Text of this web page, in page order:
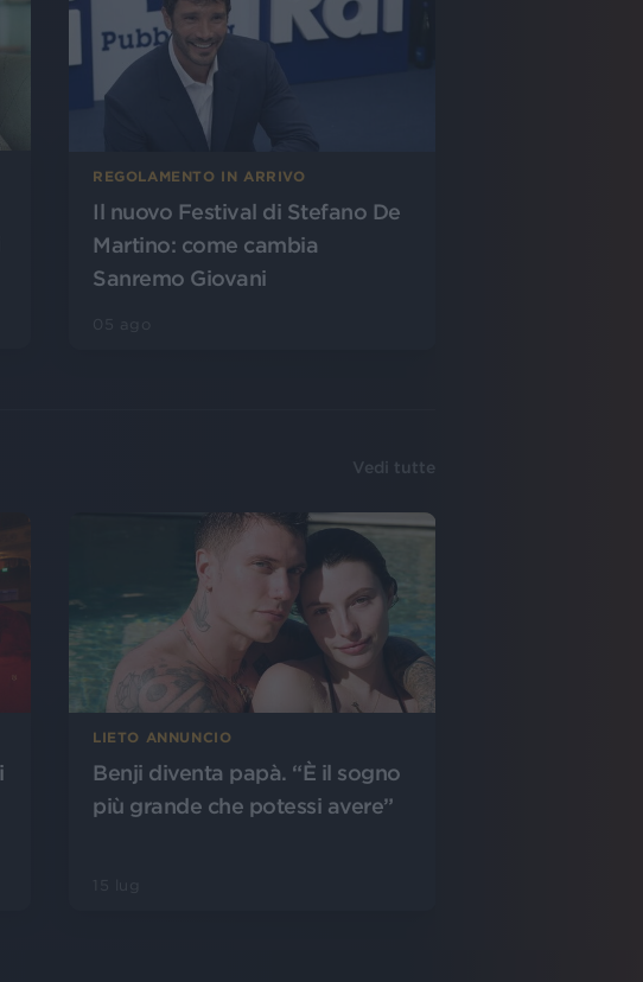
REGOLAMENTO IN ARRIVO
Il nuovo Festival di Stefano De
Martino: come cambia
Sanremo Giovani
Vedi tutte
LIETO ANNUNCIO
Benji diventa papà. “È il sogno
più grande che potessi avere”